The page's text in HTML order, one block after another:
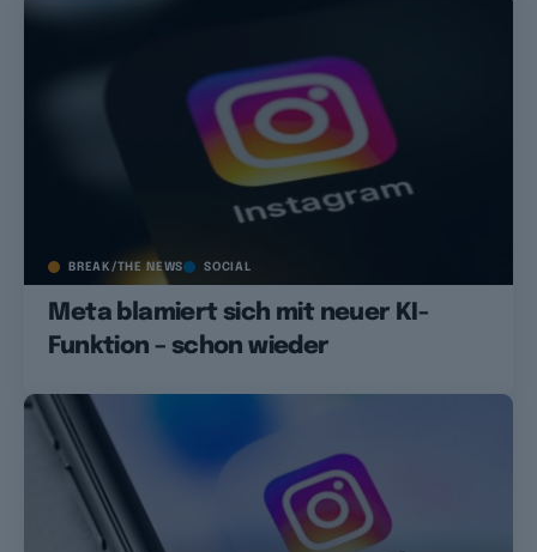
BREAK/THE NEWS SOCIAL
Meta blamiert sich mit neuer KI-
Funktion – schon wieder